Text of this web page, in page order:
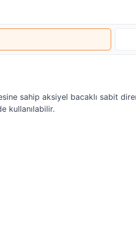
sahip aksiyel bacaklı sabit
kullanılabilir.